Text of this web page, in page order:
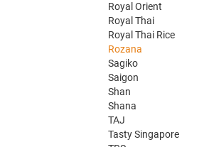
Royal Orient
Royal Thai
Royal Thai Rice
Rozana
Sagiko
Saigon
Shan
Shana
TAJ
Tasty Singapore